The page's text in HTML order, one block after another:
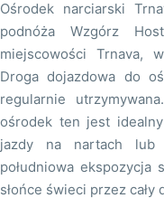
Ośrodek narciarski
podnóża Wzgórz
miejscowości Trnava,
Droga dojazdowa do
regularnie
ośrodek ten jest
jazdy na nartach lub
południowa
słońce świeci przez cały